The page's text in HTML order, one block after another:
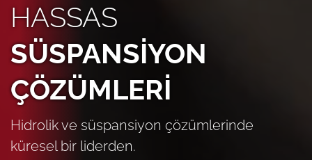
HASSAS
SÜSPANSİYON
ÇÖZÜMLERİ
Hidrolik ve süspansiyon çözümlerinde
küresel bir liderden.